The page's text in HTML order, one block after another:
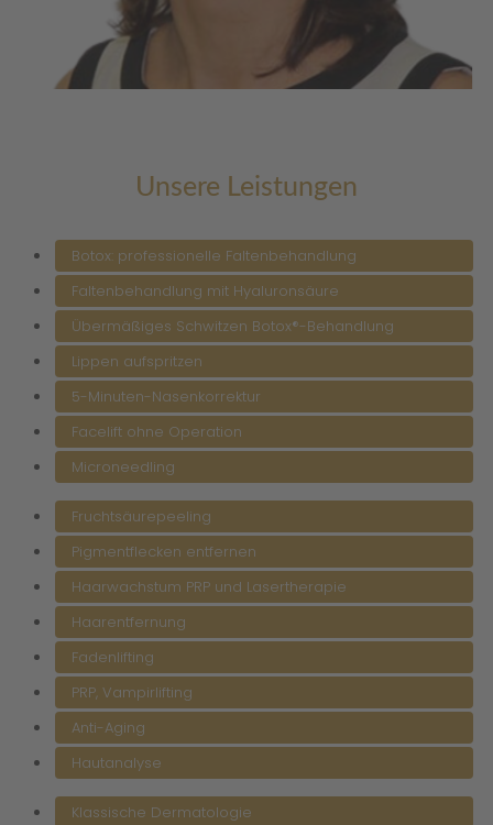
Unsere Leistungen
Botox: professionelle Faltenbehandlung
Faltenbehandlung mit Hyaluronsäure
Übermäßiges Schwitzen Botox®-Behandlung
Lippen aufspritzen
5-Minuten-Nasenkorrektur
Facelift ohne Operation
Microneedling
Fruchtsäurepeeling
Pigmentflecken entfernen
Haarwachstum PRP und Lasertherapie
Haarentfernung
Fadenlifting
PRP, Vampirlifting
Anti-Aging
Hautanalyse
Klassische Dermatologie